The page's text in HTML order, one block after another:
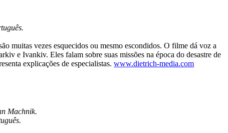
muitas vezes esquecidos ou mesmo escondidos. O filme dá voz a
e Ivankiv. Eles falam sobre suas missões na época do desastre de
explicações de especialistas. www.dietrich-media.com
Machnik.